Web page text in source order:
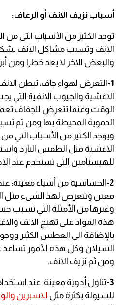
أسباب نزيف الانف أو الرعاف:
توجد الكثير من الأسباب التي من
الانف وتسبب مشاكل الانف
والبعض الاخر لا يعد خطرا ومن
1- التعرض لهواء جاف: تبطن
الاغشية والجيوب الانفية التي
الوقت وعنما تتعرض للجفاف
الدموية المحيطة بها ومن ثم
ويوجد الكثير من الأسباب التي
الاغشية مثل الطقس البارد
للهيستامين التي تستخدم عند
2- الحساسية من أشياء معينة:
معين وتتعرض لهذ الشيء مثل
وغيرها من الأمثلة التي
هذه المواد على تهيج الانف
بالإضافة الى العطس الكثير
السيلان وكل هذه الأمور تساعد
ومن ثم نزيف الانف.
3- تناول أدوية معينة: عند
للسيولة بكثرة مثل الاسبرين